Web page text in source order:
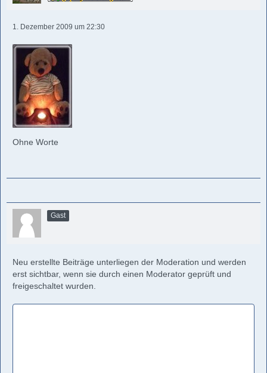
1. Dezember 2009 um 22:30
Ohne Worte
Gast
Neu erstellte Beiträge unterliegen der Moderation und werden
erst sichtbar, wenn sie durch einen Moderator geprüft und
freigeschaltet wurden.